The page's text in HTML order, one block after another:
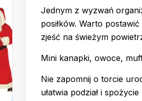
Jednym z wyzwań
posiłków. Warto
zjeść na świeżym
Mini kanapki, owoce,
Nie zapomnij o torcie
ułatwia podział i